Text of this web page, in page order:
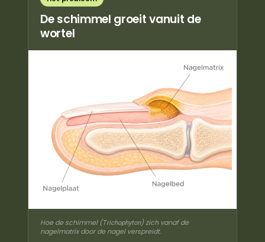
De schimmel groeit vanuit de
wortel
Hoe de schimmel (Trichophyton) zich vanaf de
nagelmatrix door de nagel verspreidt.